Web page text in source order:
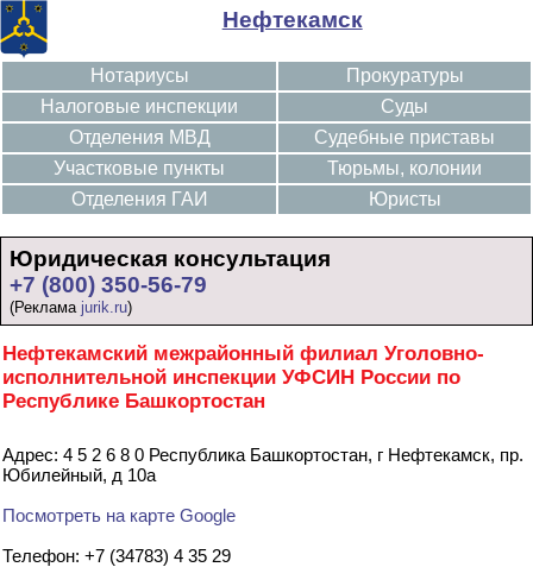
Нефтекамск
Нотариусы
Налоговые инспекции
Отделения МВД
Участковые пункты
Отделения ГАИ
Прокуратуры
Суды
Судебные приставы
Тюрьмы, колонии
Юристы
Юридическая консультация
+7 (800) 350-56-79
(Реклама jurik.ru)
Нефтекамский межрайонный филиал Уголовно-
исполнительной инспекции УФСИН России по
Республике Башкортостан
Адрес: 4 5 2 6 8 0 Республика Башкортостан, г Нефтекамск, пр.
Юбилейный, д 10а
Посмотреть на карте Google
Телефон: +7 (34783) 4 35 29